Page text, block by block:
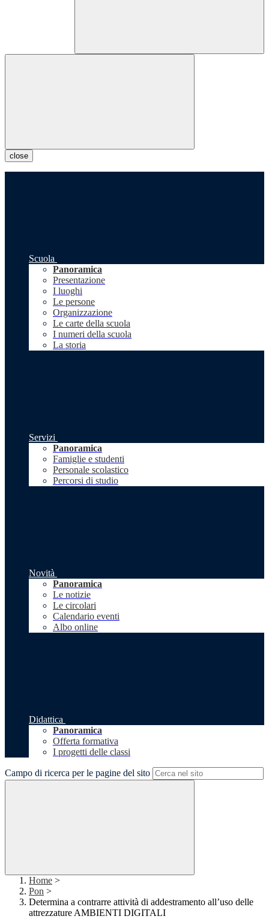
close
Scuola
Panoramica
Presentazione
I luoghi
Le persone
Organizzazione
Le carte della scuola
I numeri della scuola
La storia
Servizi
Panoramica
Famiglie e studenti
Personale scolastico
Percorsi di studio
Novità
Panoramica
Le notizie
Le circolari
Calendario eventi
Albo online
Didattica
Panoramica
Offerta formativa
I progetti delle classi
Campo di ricerca per le pagine del sito
Home >
Pon >
Determina a contrarre attività di addestramento all’uso delle
attrezzature AMBIENTI DIGITALI